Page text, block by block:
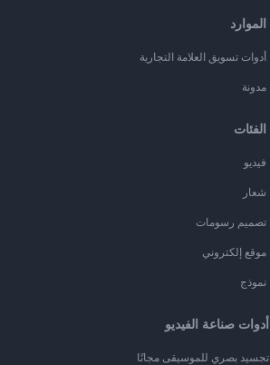
الموارد
أدوات تسويق العلامة التجارية
مدونة
الفئات
فيديو
شعار
تصميم رسومات
موقع إلكتروني
نموذج
أدوات صناعة الفيديو
تجسيد بصري للموسيقى مجانًا